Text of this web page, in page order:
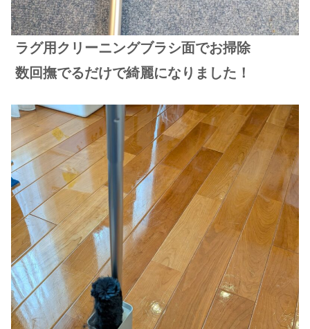
ラグ用クリーニングブラシ面でお掃除
数回撫でるだけで綺麗になりました！